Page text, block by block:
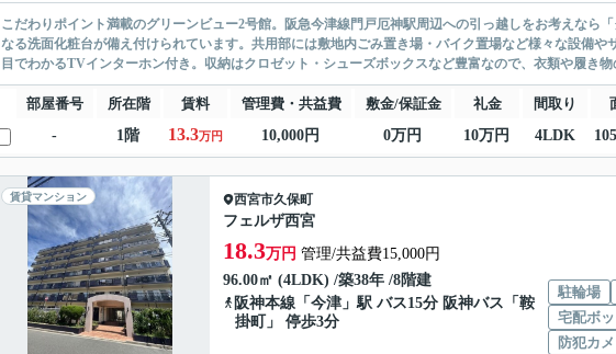
こだわりポイント満載のグリーンビュー2号館。阪急今津線門戸厄神駅周辺への引っ越しをお考えなら
なる洗面化粧台が備え付けられています。共用部には敷地内ごみ置き場・バイク置場など様々な設備
目でわかるTVインターホン付き。収納はクロゼット・シューズボックスなど豊富なので、衣類や履き
部屋番号 所在階 賃料 管理費・共益費 敷金/保証金 礼金 間取り
-
1階 13.3万円 10,000円 0万円 10万円 4LDK
賃貸マンション 西宮市久保町
フェルザ西宮
18.3万円 管理/共益費15,000円
96.00㎡ (4LDK) /築38年 /8階建
阪神本線 「 今津 」駅 バス15分 阪神バス「鞍
掛町」 停歩3分
駐輪場
宅配ボ
防犯カ